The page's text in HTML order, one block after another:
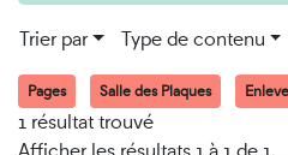
Trier par Type de contenu
Pages Salle des Plaques
1 résultat trouvé